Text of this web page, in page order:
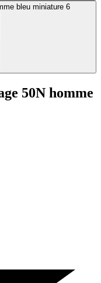
Jobe Unify gilet de sauvetage 50N homme bleu miniature 6
50N homme